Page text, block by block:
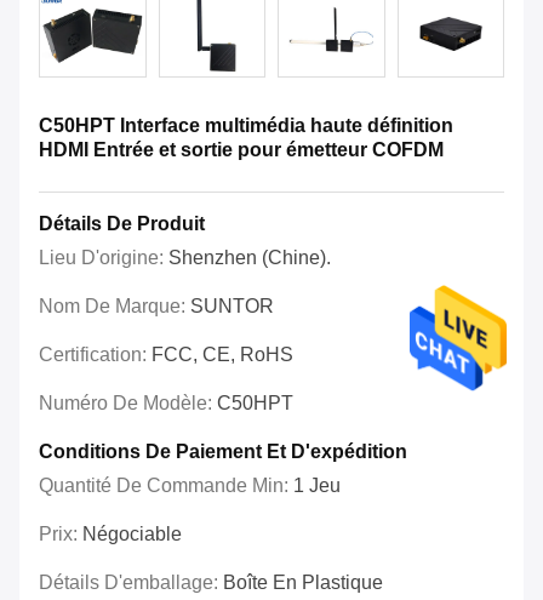
C50HPT Interface multimédia haute définition
HDMI Entrée et sortie pour émetteur COFDM
Détails De Produit
Lieu D'origine: Shenzhen (Chine).
Nom De Marque: SUNTOR
Certification: FCC, CE, RoHS
Numéro De Modèle: C50HPT
Conditions De Paiement Et D'expédition
Quantité De Commande Min: 1 Jeu
Prix: Négociable
Détails D'emballage: Boîte En Plastique